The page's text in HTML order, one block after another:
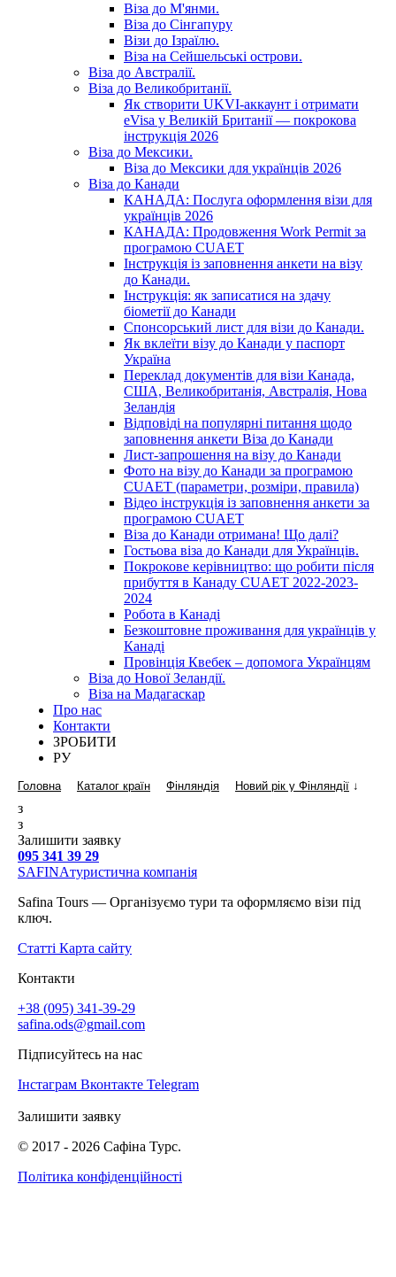
Віза до М'янми.
Віза до Сінгапуру
Візи до Ізраїлю.
Віза на Сейшельські острови.
Віза до Австралії.
Віза до Великобританії.
Як створити UKVI-аккаунт і отримати
eVisa у Великій Британії — покрокова
інструкція 2026
Віза до Мексики.
Віза до Мексики для українців 2026
Віза до Канади
КАНАДА: Послуга оформлення візи для
українців 2026
КАНАДА: Продовження Work Permit за
програмою CUAET
Інструкція із заповнення анкети на візу
до Канади.
Інструкція: як записатися на здачу
біометії до Канади
Спонсорський лист для візи до Канади.
Як вклеїти візу до Канади у паспорт
Україна
Переклад документів для візи Канада,
США, Великобританія, Австралія, Нова
Зеландія
Відповіді на популярні питання щодо
заповнення анкети Віза до Канади
Лист-запрошення на візу до Канади
Фото на візу до Канади за програмою
CUAET (параметри, розміри, правила)
Відео інструкція із заповнення анкети за
програмою CUAET
Віза до Канади отримана! Що далі?
Гостьова віза до Канади для Українців.
Покрокове керівництво: що робити після
прибуття в Канаду CUAET 2022-2023-
2024
Робота в Канаді
Безкоштовне проживання для українців у
Канаді
Провінція Квебек – допомога Українцям
Віза до Нової Зеландії.
Віза на Мадагаскар
Про нас
Контакти
ЗРОБИТИ
РУ
Головна Каталог країн Фінляндія Новий рік у Фінляндії ↓
з
з
Залишити заявку
095 341 39 29
SAFINAтуристична компанія
Safina Tours — Організуємо тури та оформляємо візи під
ключ.
Статті Карта сайту
Контакти
+38 (095) 341-39-29
safina.ods@gmail.com
Підписуйтесь на нас
Інстаграм Вконтакте Telegram
Залишити заявку
© 2017 - 2026 Сафіна Турс.
Політика конфіденційності